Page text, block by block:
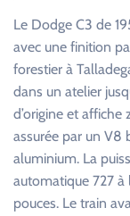
Le Dodge C3 de
avec une finition
forestier à
dans un atelier
d’origine et
assurée par un V8
aluminium. La
automatique 727
pouces. Le train